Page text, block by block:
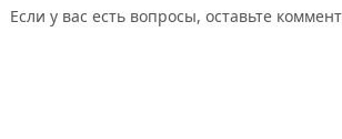
Если у вас есть вопросы, оставьте